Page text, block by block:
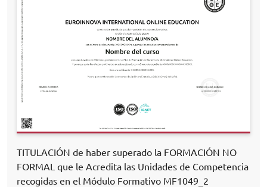
TITULACIÓN de haber superado la FORMACIÓN NO
FORMAL que le Acredita las Unidades de Competencia
recogidas en el Módulo Formativo MF1049_2